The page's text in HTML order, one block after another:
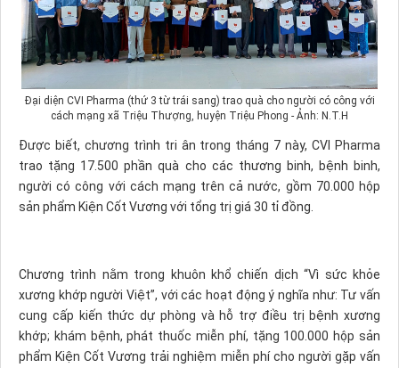
Đại diện CVI Pharma (thứ 3 từ trái sang) trao quà cho người có công với
cách mạng xã Triệu Thượng, huyện Triệu Phong - Ảnh: N.T.H
Được biết, chương trình tri ân trong tháng 7 này, CVI Pharma
trao tặng 17.500 phần quà cho các thương binh, bệnh binh,
người có công với cách mạng trên cả nước, gồm 70.000 hộp
sản phẩm Kiện Cốt Vương với tổng trị giá 30 tỉ đồng.
Chương trình nằm trong khuôn khổ chiến dịch “Vì sức khỏe
xương khớp người Việt”, với các hoạt động ý nghĩa như: Tư vấn
cung cấp kiến thức dự phòng và hỗ trợ điều trị bệnh xương
khớp; khám bệnh, phát thuốc miễn phí, tặng 100.000 hộp sản
phẩm Kiện Cốt Vương trải nghiệm miễn phí cho người gặp vấn